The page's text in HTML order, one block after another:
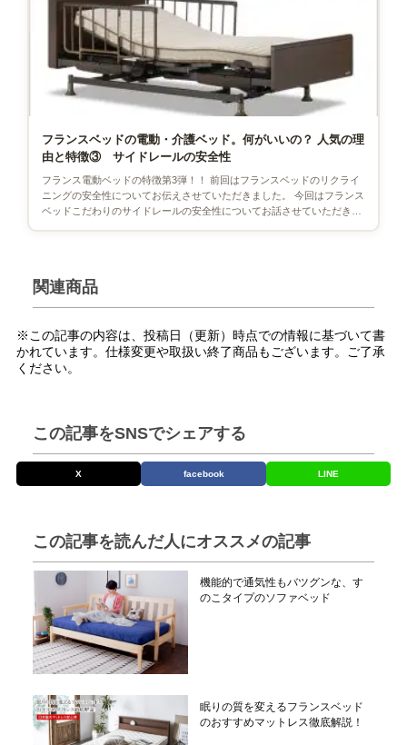
フランスベッドの電動・介護ベッド。何がいいの？ 人気の理
由と特徴③ サイドレールの安全性
フランス電動ベッドの特徴第3弾！！ 前回はフランスベッドのリクライ
ニングの安全性についてお伝えさせていただきました。 今回はフランス
ベッドこだわりのサイドレールの安全性についてお話させていただきま
関連商品
※この記事の内容は、投稿日（更新）時点での情報に基づいて書
かれています。仕様変更や取扱い終了商品もございます。ご了承
ください。
この記事をSNSでシェアする
X facebook LINE
この記事を読んだ人にオススメの記事
機能的で通気性もバツグンな、す
のこタイプのソファベッド
眠りの質を変えるフランスベッド
のおすすめマットレス徹底解説！